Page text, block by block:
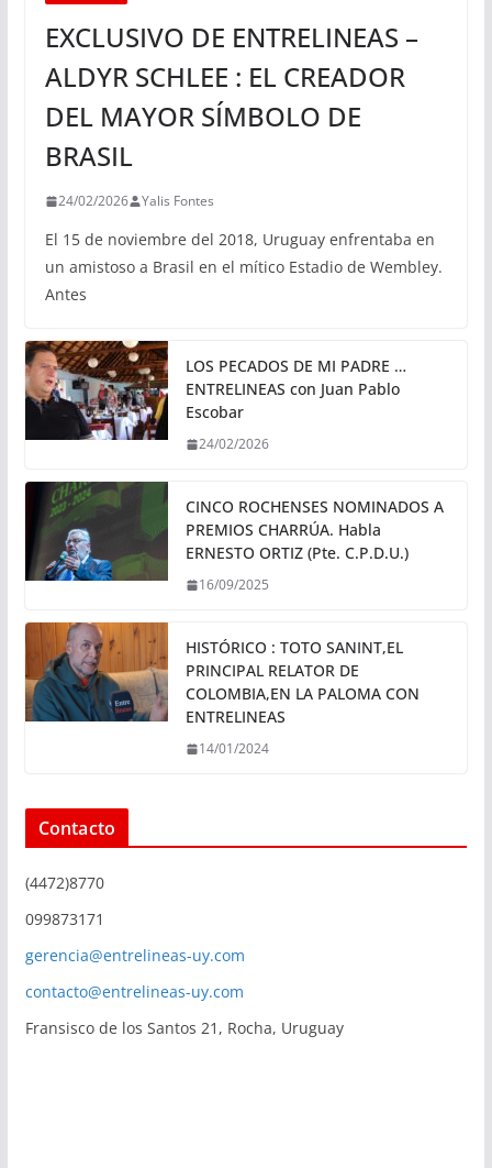
EXCLUSIVO DE ENTRELINEAS –
ALDYR SCHLEE : EL CREADOR
DEL MAYOR SÍMBOLO DE
BRASIL
24/02/2026 Yalis Fontes
El 15 de noviembre del 2018, Uruguay enfrentaba en
un amistoso a Brasil en el mítico Estadio de Wembley.
Antes
LOS PECADOS DE MI PADRE …
ENTRELINEAS con Juan Pablo
Escobar
24/02/2026
CINCO ROCHENSES NOMINADOS A
PREMIOS CHARRÚA. Habla
ERNESTO ORTIZ (Pte. C.P.D.U.)
16/09/2025
HISTÓRICO : TOTO SANINT,EL
PRINCIPAL RELATOR DE
COLOMBIA,EN LA PALOMA CON
ENTRELINEAS
14/01/2024
Contacto
(4472)8770
099873171
gerencia@entrelineas-uy.com
contacto@entrelineas-uy.com
Fransisco de los Santos 21, Rocha, Uruguay